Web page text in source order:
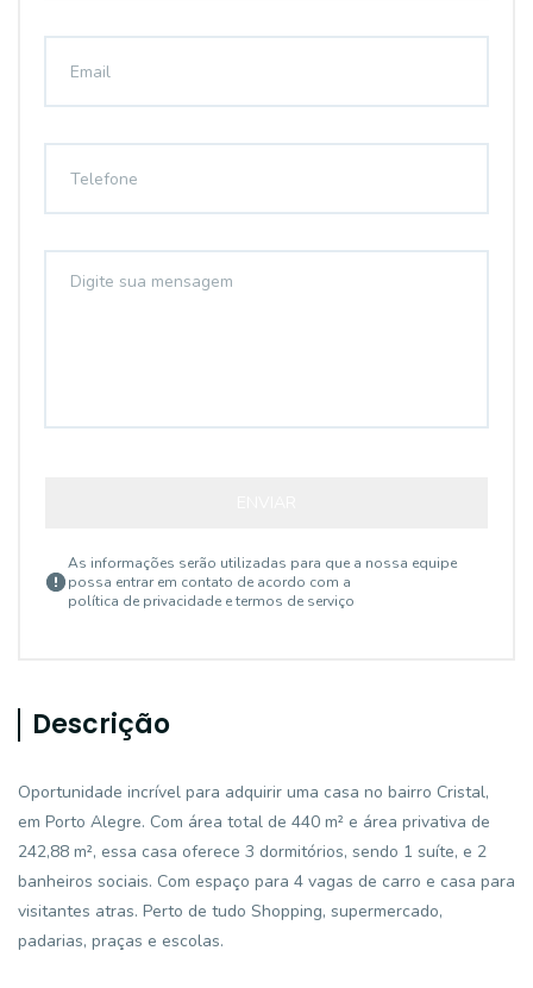
As informações serão utilizadas para que a nossa equipe
possa entrar em contato de acordo com a
política de privacidade e termos de serviço
Descrição
Oportunidade incrível para adquirir uma casa no bairro Cristal,
em Porto Alegre. Com área total de 440 m² e área privativa de
242,88 m², essa casa oferece 3 dormitórios, sendo 1 suíte, e 2
banheiros sociais. Com espaço para 4 vagas de carro e casa para
visitantes atras. Perto de tudo Shopping, supermercado,
padarias, praças e escolas.